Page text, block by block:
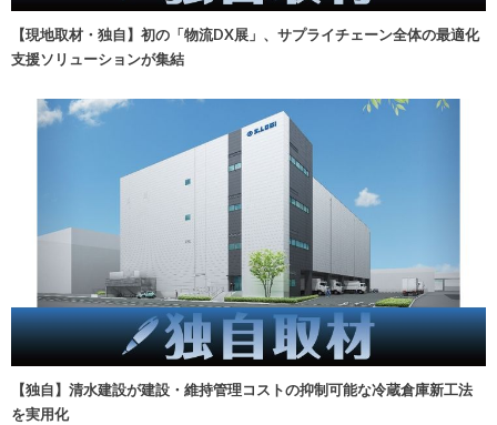
【現地取材・独自】初の「物流DX展」、サプライチェーン全体の最適化
支援ソリューションが集結
【独自】清水建設が建設・維持管理コストの抑制可能な冷蔵倉庫新工法
を実用化